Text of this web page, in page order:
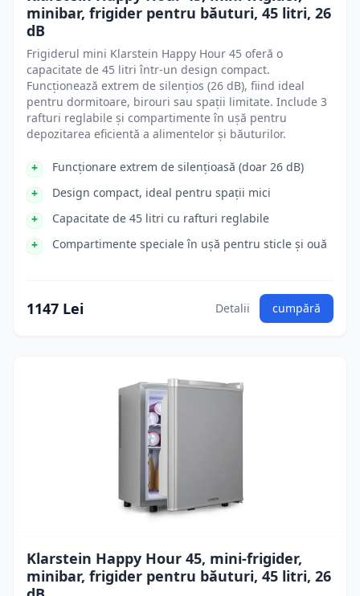
minibar, frigider pentru băuturi, 45 litri, 26
dB
Frigiderul mini Klarstein Happy Hour 45 oferă o
capacitate de 45 litri într-un design compact.
Funcționează extrem de silențios (26 dB), fiind ideal
pentru dormitoare, birouri sau spații limitate. Include 3
rafturi reglabile și compartimente în ușă pentru
depozitarea eficientă a alimentelor și băuturilor.
Funcționare extrem de silențioasă (doar 26 dB)
Design compact, ideal pentru spații mici
Capacitate de 45 litri cu rafturi reglabile
Compartimente speciale în ușă pentru sticle și ouă
1147 Lei Detalii cumpără
Klarstein Happy Hour 45, mini-frigider,
minibar, frigider pentru băuturi, 45 litri, 26